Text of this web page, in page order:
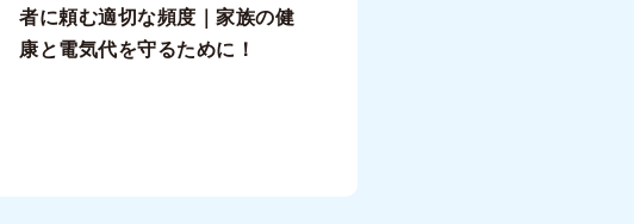
者に頼む適切な頻度｜家族の健
康と電気代を守るために！